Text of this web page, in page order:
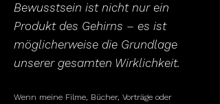
Bewusstsein ist nicht nur ein
Produkt des Gehirns – es ist
möglicherweise die Grundlage
unserer gesamten Wirklichkeit.
Wenn meine Filme, Bücher, Vorträge oder